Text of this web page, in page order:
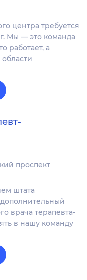
центра требуется
Мы — это команда
работает, а
проспект
штата
врача терапевта-
в нашу команду